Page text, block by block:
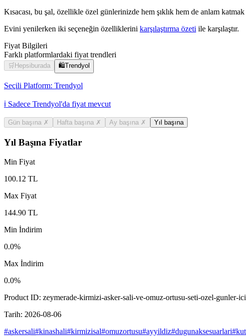
Kısacası, bu şal, özellikle özel günlerinizde hem şıklık hem de anlam
Evini yenilerken iki seçeneğin özelliklerini karşılaştırma özeti ile karşılaştır.
Fiyat Bilgileri
Farklı platformlardaki fiyat trendleri
🛒 Hepsiburada 🛍️Trendyol
Seçili Platform: Trendyol
ℹ️ Sadece Trendyol'da fiyat mevcut
Gün başına ✗ Hafta başına ✗ Ay başına ✗ Yıl başına
Yıl Başına Fiyatlar
Min Fiyat
100.12 TL
Max Fiyat
144.90 TL
Min İndirim
0.0%
Max İndirim
0.0%
Product ID: zeymerade-kirmizi-asker-sali-ve-omuz-ortusu-seti-ozel-gunler-
Tarih: 2026-08-06
#askersali#kinashali#kirmizisal#omuzortusu#ayyildiz#dugunaksesuarlari#